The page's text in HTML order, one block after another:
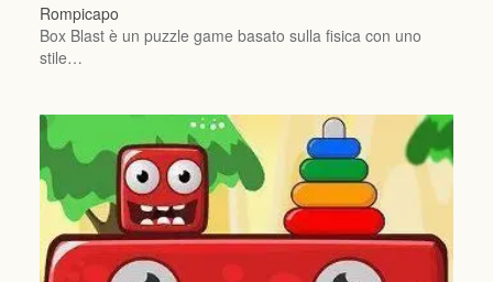
Rompicapo
Box Blast è un puzzle game basato sulla fisica con uno
stile…